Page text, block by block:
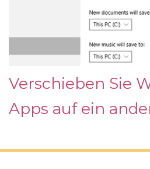
Verschieben Sie
Apps auf ein